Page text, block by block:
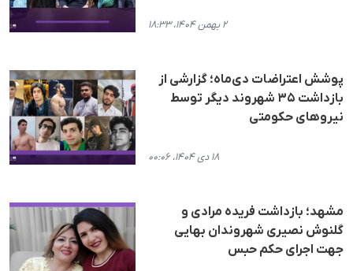
۲ بهمن ۱۴۰۴، ۱۸:۳۳
پوشش اعتراضات دی‌ماه؛ گزارشی از
بازداشت ۳۵ شهروند دیگر توسط
نیروهای حکومتی
۱۸ دی ۱۴۰۴، ۰۰:۰۶
مشهد؛ بازداشت فریده مرادی و
گلنوش نصیری شهروندان بهایی
جهت اجرای حکم حبس